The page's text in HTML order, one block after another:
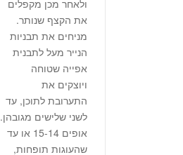
ולאחר מכן מקפלים
את הקצף שנותר.
מניחים את תבניות
הנייר מעל לתבנית
אפייה שטוחה
ויוצקים את
התערובת לתוכן, עד
לשני שלישים מגובהן.
אופים ‭15-14‬ או עד
שהעוגות תופחות,